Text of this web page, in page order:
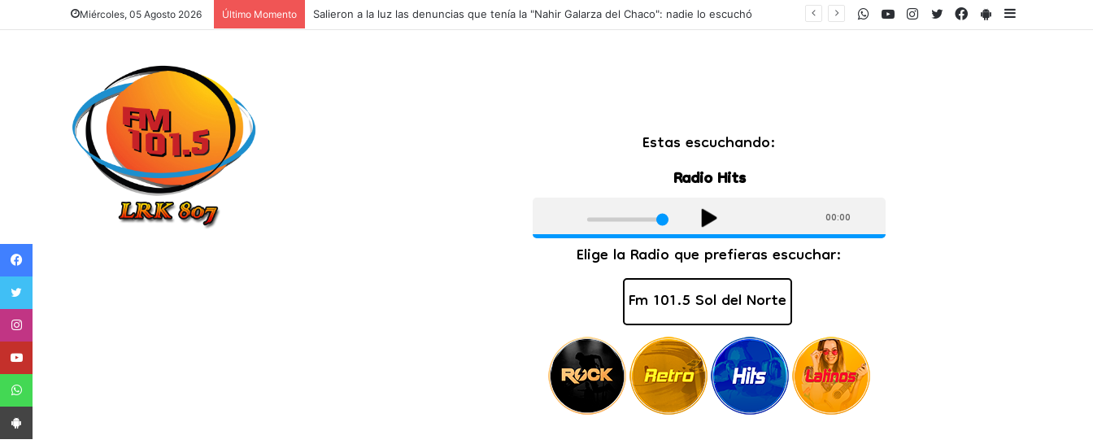
Miércoles, 05 Agosto 2026 Último Momento Ya es oficial: así quedarán las cuotas de los colegios privados de Salta tras un aumento PlayStore
Facebook
Twitter
Instagram
Youtube
WhatsApp